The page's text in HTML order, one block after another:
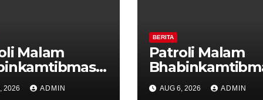
Malam
Pilar
Ungaran
2026 ADMIN
BERITA
Patroli Malam
dan Tiga Pilar
Kelurahan
AUG 6, 2026 ADMIN